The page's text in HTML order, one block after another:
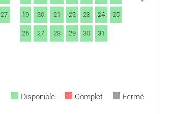
27 19 20 21 22 23 24 25
26 27 28 29 30 31
Disponible Complet Fermé